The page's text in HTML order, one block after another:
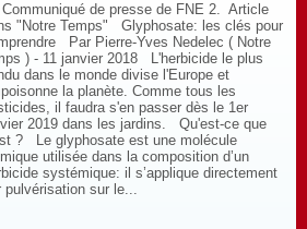
de presse de FNE 2. Article
"Notre Temps" Glyphosate: les clés pour
Par Pierre-Yves Nedelec ( Notre
) - 11 janvier 2018 L'herbicide le plus
dans le monde divise l'Europe et
la planète. Comme tous les
il faudra s'en passer dès le 1er
2019 dans les jardins. Qu'est-ce que
? Le glyphosate est une molécule
utilisée dans la composition d’un
systémique: il s’applique directement
pulvérisation sur le...